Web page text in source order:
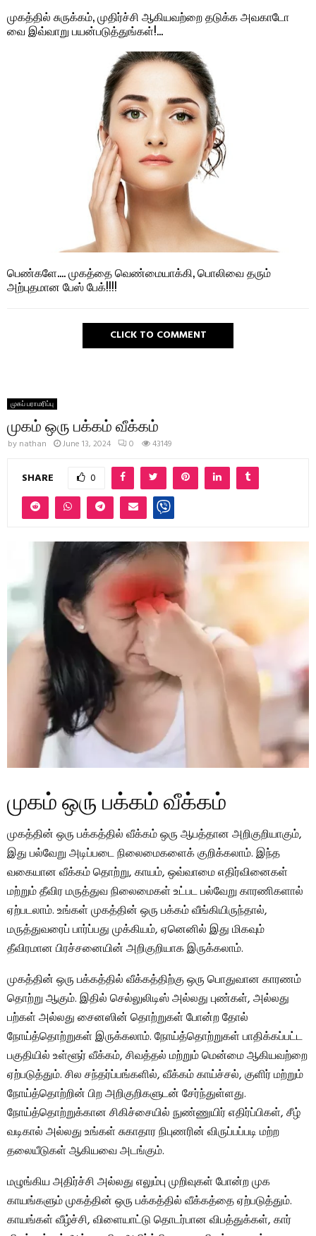
முகத்தில் சுருக்கம், முதிர்ச்சி ஆகியவற்றை தடுக்க அவகாடோ
வை இவ்வாறு பயன்படுத்துங்கள்!…
பெண்களே…. முகத்தை வெண்மையாக்கி, பொலிவை தரும்
அற்புதமான பேஸ் பேக்!!!!
CLICK TO COMMENT
முகப் பராமரிப்பு
முகம் ஒரு பக்கம் வீக்கம்
by nathan June 13, 2024 0 43149
SHARE 0
முகம் ஒரு பக்கம் வீக்கம்
முகத்தின் ஒரு பக்கத்தில் வீக்கம் ஒரு ஆபத்தான அறிகுறியாகும்,
இது பல்வேறு அடிப்படை நிலைமைகளைக் குறிக்கலாம். இந்த
வகையான வீக்கம் தொற்று, காயம், ஒவ்வாமை எதிர்வினைகள்
மற்றும் தீவிர மருத்துவ நிலைமைகள் உட்பட பல்வேறு காரணிகளால்
ஏற்படலாம். உங்கள் முகத்தின் ஒரு பக்கம் வீங்கியிருந்தால்,
மருத்துவரைப் பார்ப்பது முக்கியம், ஏனெனில் இது மிகவும்
தீவிரமான பிரச்சனையின் அறிகுறியாக இருக்கலாம்.
முகத்தின் ஒரு பக்கத்தில் வீக்கத்திற்கு ஒரு பொதுவான காரணம்
தொற்று ஆகும். இதில் செல்லுலிடிஸ் அல்லது புண்கள், அல்லது
பற்கள் அல்லது சைனஸின் தொற்றுகள் போன்ற தோல்
நோய்த்தொற்றுகள் இருக்கலாம். நோய்த்தொற்றுகள் பாதிக்கப்பட்ட
பகுதியில் உள்ளூர் வீக்கம், சிவத்தல் மற்றும் மென்மை ஆகியவற்றை
ஏற்படுத்தும். சில சந்தர்ப்பங்களில், வீக்கம் காய்ச்சல், குளிர் மற்றும்
நோய்த்தொற்றின் பிற அறிகுறிகளுடன் சேர்ந்துள்ளது.
நோய்த்தொற்றுக்கான சிகிச்சையில் நுண்ணுயிர் எதிர்ப்பிகள், சீழ்
வடிகால் அல்லது உங்கள் சுகாதார நிபுணரின் விருப்பப்படி மற்ற
தலையீடுகள் ஆகியவை அடங்கும்.
மழுங்கிய அதிர்ச்சி அல்லது எலும்பு முறிவுகள் போன்ற முக
காயங்களும் முகத்தின் ஒரு பக்கத்தில் வீக்கத்தை ஏற்படுத்தும்.
காயங்கள் வீழ்ச்சி, விளையாட்டு தொடர்பான விபத்துக்கள், கார்